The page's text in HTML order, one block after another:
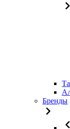
Бренды